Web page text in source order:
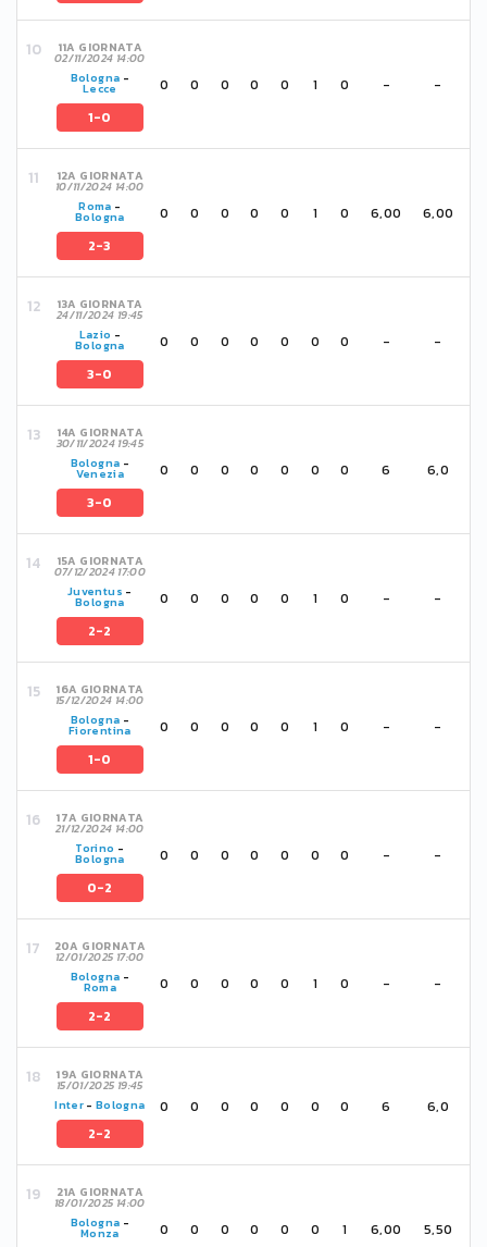
11A GIORNATA
02/11/2024 14:00
Bologna -
Lecce
1-0
0 0 0 0 0 1 0 - -
12A GIORNATA
10/11/2024 14:00
Roma -
Bologna
2-3
0 0 0 0 0 1 0 6,00 6,00
13A GIORNATA
24/11/2024 19:45
Lazio -
Bologna
3-0
0 0 0 0 0 0 0 - -
14A GIORNATA
30/11/2024 19:45
Bologna -
Venezia
3-0
0 0 0 0 0 0 0 6 6,0
15A GIORNATA
07/12/2024 17:00
Juventus -
Bologna
2-2
0 0 0 0 0 1 0 - -
16A GIORNATA
15/12/2024 14:00
Bologna -
Fiorentina
1-0
0 0 0 0 0 1 0 - -
17A GIORNATA
21/12/2024 14:00
Torino -
Bologna
0-2
0 0 0 0 0 0 0 - -
20A GIORNATA
12/01/2025 17:00
Bologna -
Roma
2-2
0 0 0 0 0 1 0 - -
19A GIORNATA
15/01/2025 19:45
Inter-Bologna
2-2
0 0 0 0 0 0 0 6 6,0
21A GIORNATA
18/01/2025 14:00
Bologna -
Monza 0 0 0 0 0 0 1 6,00 5,50